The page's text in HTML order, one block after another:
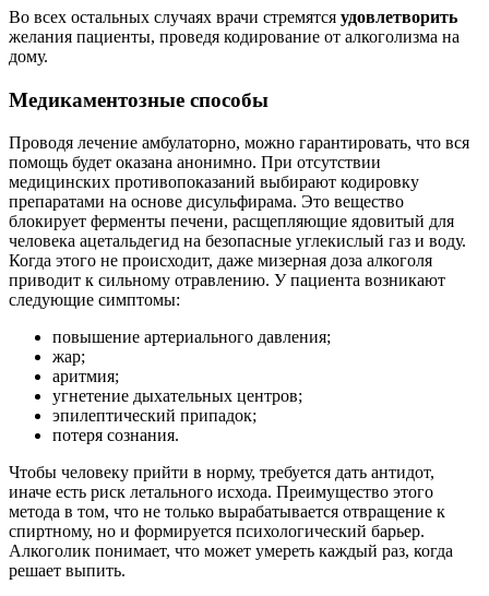
Во всех остальных случаях врачи стремятся удовлетворить
желания пациенты, проведя кодирование от алкоголизма на
дому.
Медикаментозные способы
Проводя лечение амбулаторно, можно гарантировать, что вся
помощь будет оказана анонимно. При отсутствии
медицинских противопоказаний выбирают кодировку
препаратами на основе дисульфирама. Это вещество
блокирует ферменты печени, расщепляющие ядовитый для
человека ацетальдегид на безопасные углекислый газ и воду.
Когда этого не происходит, даже мизерная доза алкоголя
приводит к сильному отравлению. У пациента возникают
следующие симптомы:
повышение артериального давления;
жар;
аритмия;
угнетение дыхательных центров;
эпилептический припадок;
потеря сознания.
Чтобы человеку прийти в норму, требуется дать антидот,
иначе есть риск летального исхода. Преимущество этого
метода в том, что не только вырабатывается отвращение к
спиртному, но и формируется психологический барьер.
Алкоголик понимает, что может умереть каждый раз, когда
решает выпить.